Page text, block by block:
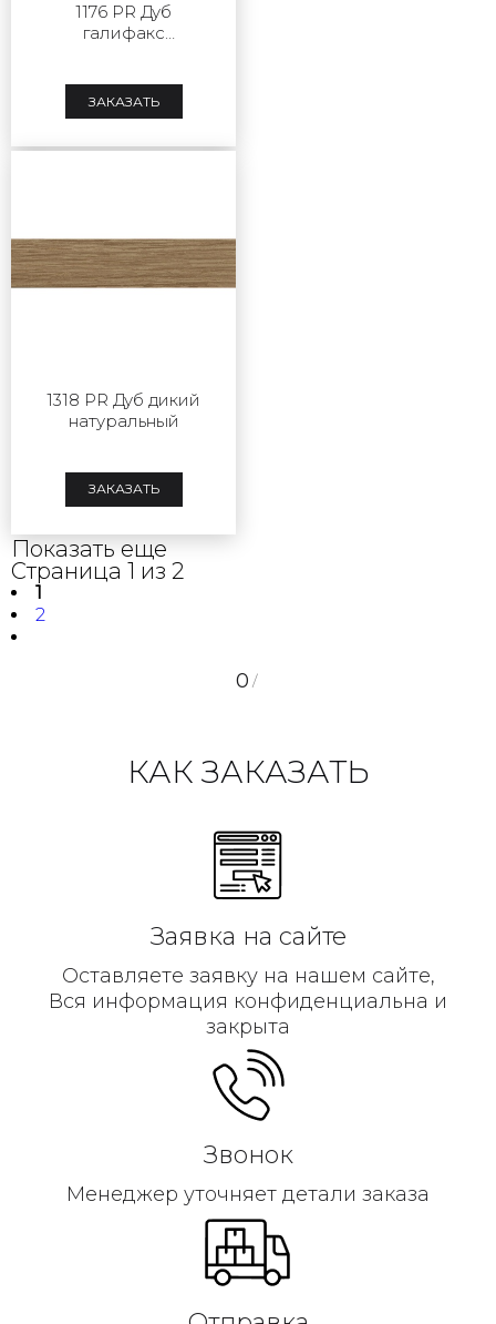
0 /
1176 PR Дуб
галифакс
ЗАКАЗАТЬ
1318 PR Дуб дикий
натуральный
ЗАКАЗАТЬ
Показать еще
Страница 1 из 2
1
2
КАК ЗАКАЗАТЬ
Заявка на сайте
Оставляете заявку на нашем сайте,
Вся информация конфиденциальна и
закрыта
Звонок
Менеджер уточняет детали заказа